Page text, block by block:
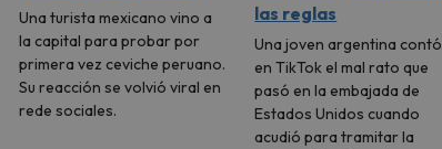
Una turista mexicano vino a
la capital para probar por
primera vez ceviche peruano.
Su reacción se volvió viral en
rede sociales.
las reglas
Una joven argentina contó
en TikTok el mal rato que
pasó en la embajada de
Estados Unidos cuando
acudió para tramitar la